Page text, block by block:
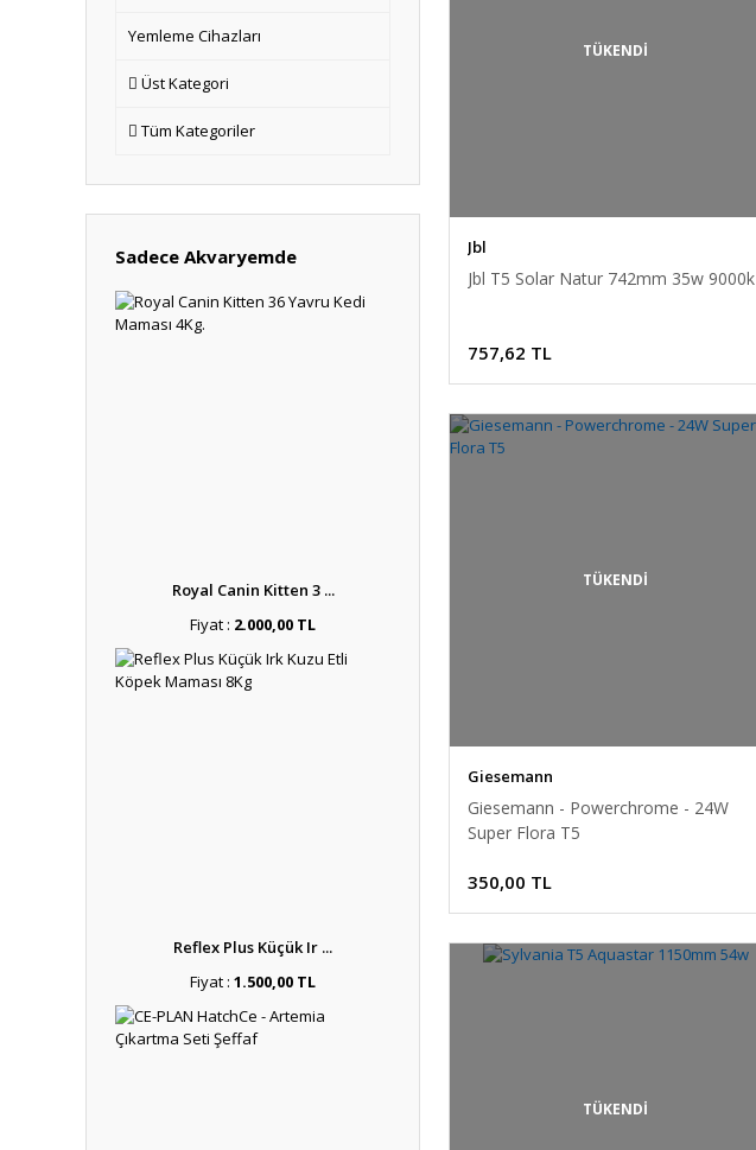
Yemleme Cihazları
Üst Kategori
Tüm Kategoriler
Sadece Akvaryemde
Royal Canin Kitten 3 ...
Fiyat : 2.000,00 TL
Reflex Plus Küçük Ir ...
Fiyat : 1.500,00 TL
TÜKENDİ
Jbl
Jbl T5 Solar Natur 742mm 35w 9000k
757,62 TL
TÜKENDİ
Giesemann
Giesemann - Powerchrome - 24W
Super Flora T5
350,00 TL
TÜKENDİ